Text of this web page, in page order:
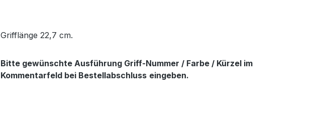
Grifflänge 22,7 cm.
Bitte gewünschte Ausführung Griff-Nummer / Farbe / Kürzel im
Kommentarfeld bei Bestellabschluss eingeben.